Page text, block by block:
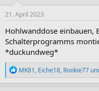
21. April 2023
Hohlwanddose einbauen,
Schalterprogramms
*duckundweg*
R
e
a
MK81, Eiche18, Rookie77